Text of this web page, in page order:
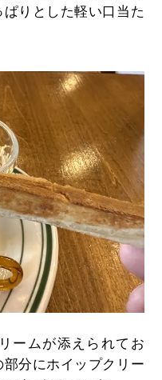
りとした軽い口当た
ームが添えられてお
分にホイップクリー